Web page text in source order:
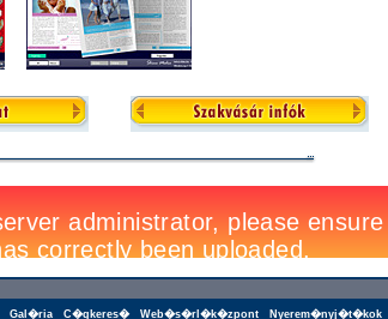
Gal�ria C�gkeres� Web�s�rl�k�zpont Nyerem�nyj�t�kok